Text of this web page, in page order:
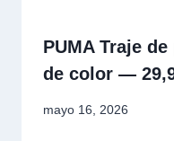
PUMA Traje
de color —
mayo 16, 2026